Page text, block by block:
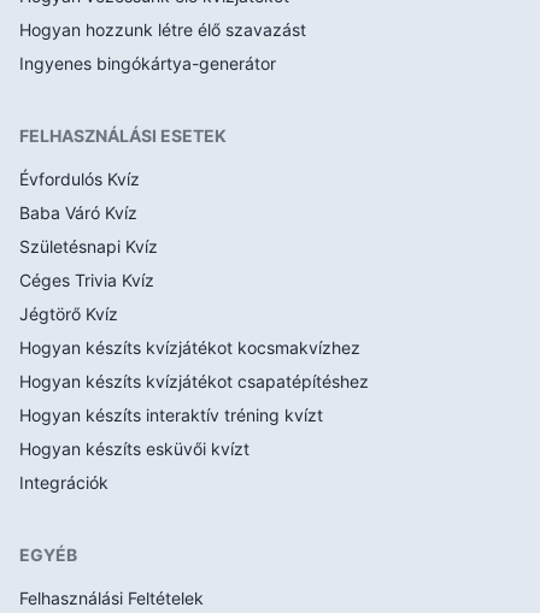
Hogyan hozzunk létre élő szavazást
Ingyenes bingókártya-generátor
FELHASZNÁLÁSI ESETEK
Évfordulós Kvíz
Baba Váró Kvíz
Születésnapi Kvíz
Céges Trivia Kvíz
Jégtörő Kvíz
Hogyan készíts kvízjátékot kocsmakvízhez
Hogyan készíts kvízjátékot csapatépítéshez
Hogyan készíts interaktív tréning kvízt
Hogyan készíts esküvői kvízt
Integrációk
EGYÉB
Felhasználási Feltételek